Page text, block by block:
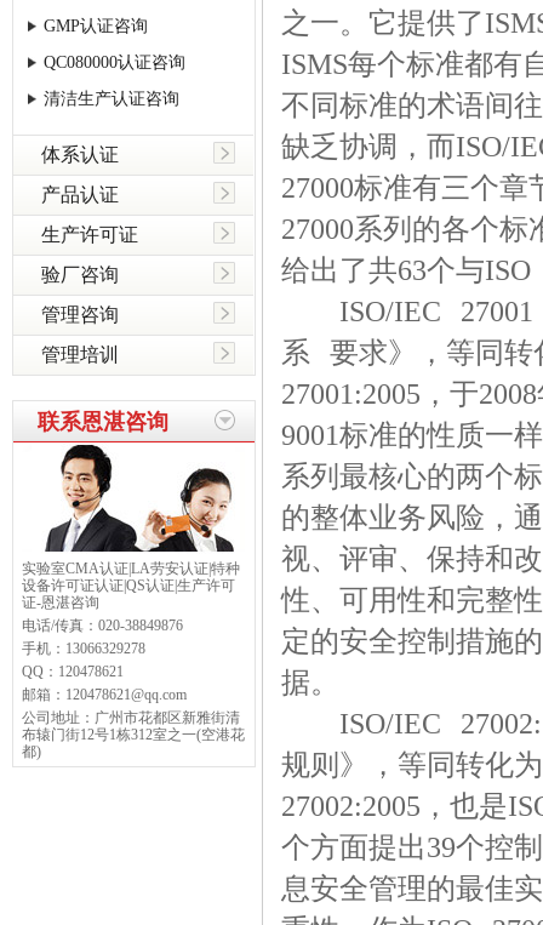
GMP认证咨询
QC080000认证咨询
清洁生产认证咨询
体系认证
产品认证
生产许可证
验厂咨询
管理咨询
管理培训
联系恩湛咨询
实验室CMA认证|LA劳安认证|特种
设备许可证认证|QS认证|生产许可
证-恩湛咨询
电话/传真： 020-38849876
手机： 13066329278
QQ： 120478621
邮箱： 120478621@qq.com
公司地址： 广州市花都区新雅街清
布辕门街12号1栋312室之一(空港花
都)
之一。它提供了
ISMS每个标准都有
不同标准的术语间
缺乏协调，而ISO/
27000标准有三个
27000系列的各个
给出了共63个与
ISO/IEC 27001
系 要求》，等同转
27001:2005，于
9001标准的性质一
系列最核心的两个
的整体业务风险，
视、评审、保持和
性、可用性和完整
定的安全控制措施
据。
ISO/IEC
规则》，等同转化
27002:2005，也是
个方面提出39个控
息安全管理的最佳